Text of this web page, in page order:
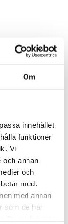
Om
innehållet
funktioner
Vi
och annan
och
med.
med annan
som de har